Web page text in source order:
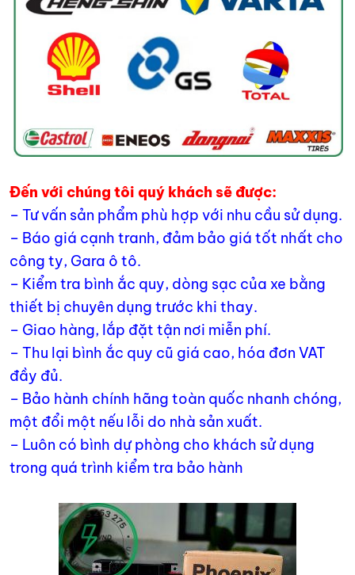
Đến với chúng tôi quý khách sẽ được:
– Tư vấn sản phẩm phù hợp với nhu cầu sử dụng.
– Báo giá cạnh tranh, đảm bảo giá tốt nhất cho
công ty, Gara ô tô.
– Kiểm tra bình ắc quy, dòng sạc của xe bằng
thiết bị chuyên dụng trước khi thay.
– Giao hàng, lắp đặt tận nơi miễn phí.
– Thu lại bình ắc quy cũ giá cao, hóa đơn VAT
đầy đủ.
– Bảo hành chính hãng toàn quốc nhanh chóng,
một đổi một nếu lỗi do nhà sản xuất.
– Luôn có bình dự phòng cho khách sử dụng
trong quá trình kiểm tra bảo hành